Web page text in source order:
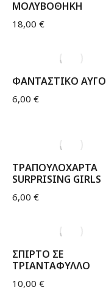
ΜΟΛΥΒΟΘΗΚΗ
18,00 €
ΦΑΝΤΑΣΤΙΚΟ ΑΥΓΟ
6,00 €
ΤΡΑΠΟΥΛΟΧΑΡΤΑ
SURPRISING GIRLS
6,00 €
ΣΠΙΡΤΟ ΣΕ
ΤΡΙΑΝΤΑΦΥΛΛΟ
10,00 €